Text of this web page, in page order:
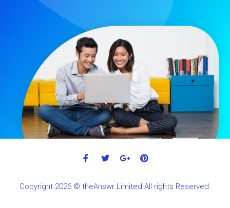
Copyright 2026 © theAnswr Limited All rights Reserved.